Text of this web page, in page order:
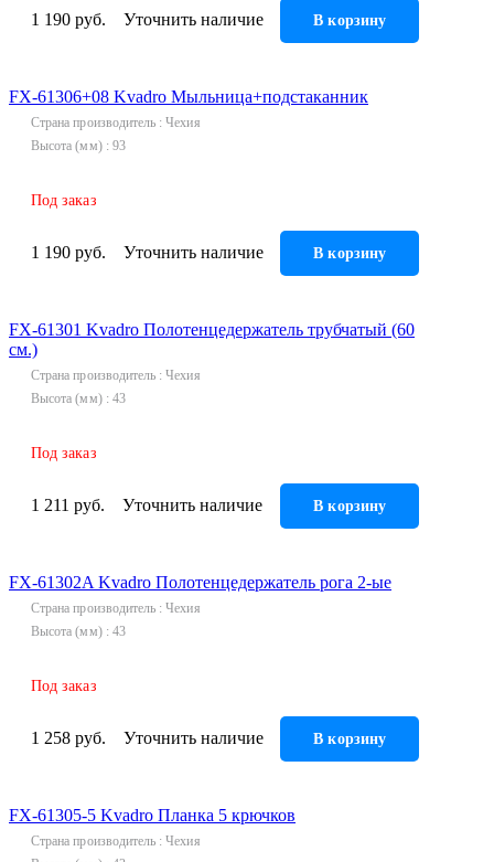
1 190 руб. Уточнить наличие В корзину
FX-61306+08 Kvadro Мыльница+подстаканник
Страна производитель
Чехия
Высота (мм)
93
Под заказ
1 190 руб. Уточнить наличие В корзину
FX-61301 Kvadro Полотенцедержатель трубчатый (60
см.)
Страна производитель
Чехия
Высота (мм)
43
Под заказ
1 211 руб. Уточнить наличие В корзину
FX-61302A Kvadro Полотенцедержатель рога 2-ые
Страна производитель
Чехия
Высота (мм)
43
Под заказ
1 258 руб. Уточнить наличие В корзину
FX-61305-5 Kvadro Планка 5 крючков
Страна производитель
Чехия